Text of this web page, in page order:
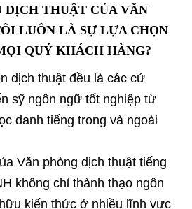
DỊCH THUẬT CỦA VĂN
LUÔN LÀ SỰ LỰA CHỌN
QUÝ KHÁCH HÀNG?
dịch thuật đều là các cử
sỹ ngôn ngữ tốt nghiệp từ
danh tiếng trong và ngoài
Văn phòng dịch thuật tiếng
không chỉ thành thạo ngôn
kiến thức ở nhiều lĩnh vực